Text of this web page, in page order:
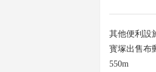
其他便利設
寳塚出售布
550m